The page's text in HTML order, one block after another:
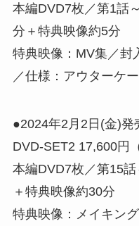
本編DVD7枚／第1話
分＋特典映像約5分
特典映像：MV集／封
／仕様：アウターケ
●2024年2月2日(金)発
DVD-SET2 17,600円
本編DVD7枚／第15
＋特典映像約30分
特典映像：メイキン